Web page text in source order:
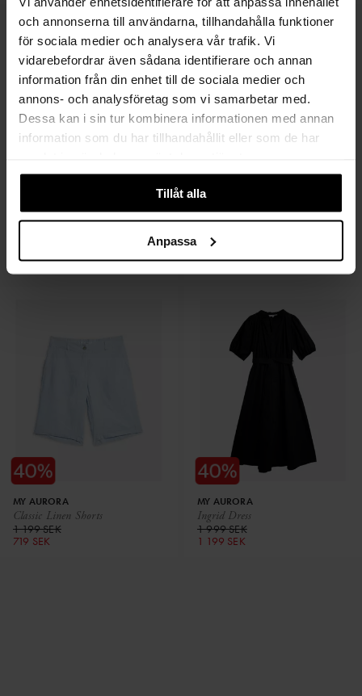
och annonserna till användarna, tillhandahålla funktioner
för sociala medier och analysera vår trafik. Vi
vidarebefordrar även sådana identifierare och annan
information från din enhet till de sociala medier och
annons- och analysföretag som vi samarbetar med.
Dessa kan i sin tur kombinera informationen med annan
information som du har tillhandahållit eller som de har
Tillåt alla
Anpassa
MY AURORA
839 SEK
Andrine B Cashmere Cardi
MY AURORA
3 399 SEK
1 700 SEK
Classic Linen Shorts
MY AURORA
1 199 SEK
719 SEK
Ingrid Dress
MY AURORA
1 999 SEK
1 199 SEK